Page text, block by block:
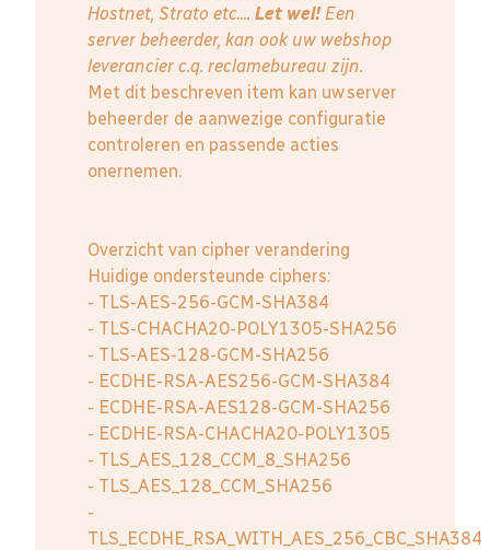
Hostnet, Strato etc.... Let wel!Een
server beheerder, kan ook uw webshop
leverancier c.q. reclamebureau zijn.
Met dit beschreven item kan uw server
beheerder de aanwezige configuratie
controleren en passende acties
onernemen.
Overzicht van cipher verandering
Huidige ondersteunde ciphers:
- TLS-AES-256-GCM-SHA384
- TLS-CHACHA20-POLY1305-SHA256
- TLS-AES-128-GCM-SHA256
- ECDHE-RSA-AES256-GCM-SHA384
- ECDHE-RSA-AES128-GCM-SHA256
- ECDHE-RSA-CHACHA20-POLY1305
- TLS_AES_128_CCM_8_SHA256
- TLS_AES_128_CCM_SHA256
-
TLS_ECDHE_RSA_WITH_AES_256_CBC_SHA384